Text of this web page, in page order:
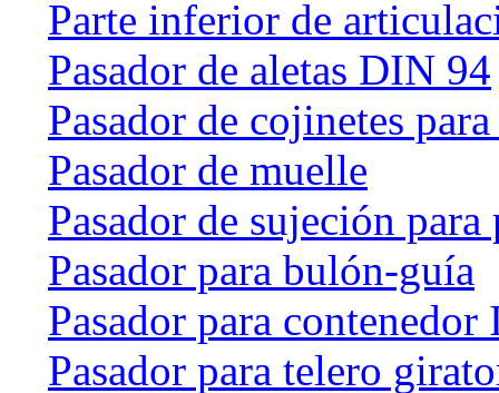
Parte inferior de
Pasador de aletas DIN 94
Pasador de cojinetes
Pasador de muelle
Pasador de sujeción para
Pasador para bulón-guía
Pasador para
Pasador para telero